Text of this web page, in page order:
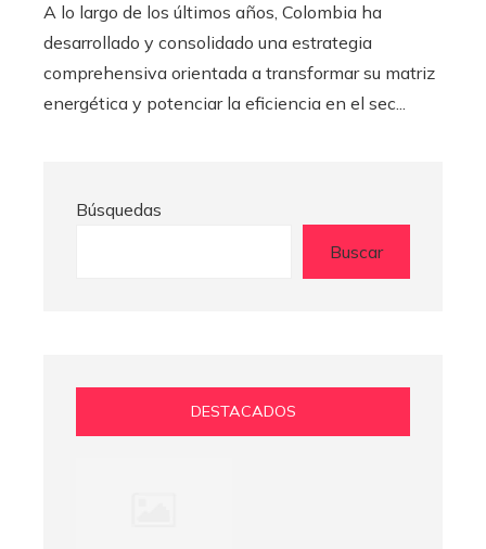
A lo largo de los últimos años, Colombia ha
desarrollado y consolidado una estrategia
comprehensiva orientada a transformar su matriz
energética y potenciar la eficiencia en el sec...
Búsquedas
Buscar
DESTACADOS